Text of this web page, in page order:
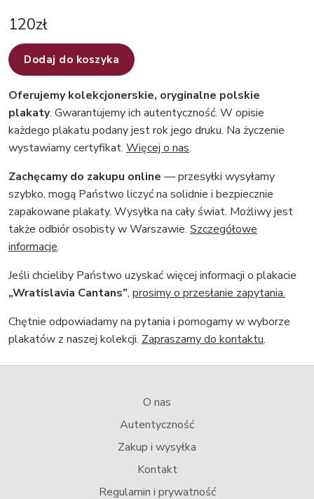
120zł
Dodaj do koszyka
Oferujemy kolekcjonerskie, oryginalne polskie
plakaty. Gwarantujemy ich autentyczność. W opisie
każdego plakatu podany jest rok jego druku. Na życzenie
wystawiamy certyfikat. Więcej o nas.
Zachęcamy do zakupu online — przesyłki wysyłamy
szybko, mogą Państwo liczyć na solidnie i bezpiecznie
zapakowane plakaty. Wysyłka na cały świat. Możliwy jest
także odbiór osobisty w Warszawie. Szczegółowe
informacje.
Jeśli chcieliby Państwo uzyskać więcej informacji o plakacie
„Wratislavia Cantans”, prosimy o przesłanie zapytania.
Chętnie odpowiadamy na pytania i pomogamy w wyborze
plakatów z naszej kolekcji. Zapraszamy do kontaktu.
O nas
Autentyczność
Zakup i wysyłka
Kontakt
Regulamin i prywatność